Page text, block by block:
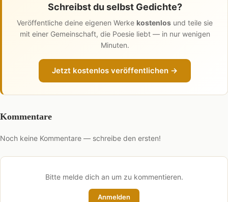
Schreibst du selbst Gedichte?
Veröffentliche deine eigenen Werke kostenlos und teile sie
mit einer Gemeinschaft, die Poesie liebt — in nur wenigen
Minuten.
Jetzt kostenlos veröffentlichen →
Kommentare
Noch keine Kommentare — schreibe den ersten!
Bitte melde dich an um zu kommentieren.
Anmelden